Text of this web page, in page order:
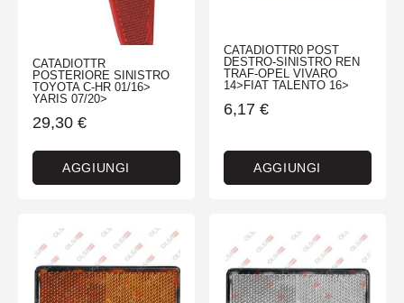
CATADIOTTR
POSTERIORE SINISTRO
TOYOTA C-HR 01/16>
YARIS 07/20>
29,30 €
AGGIUNGI
CATADIOTTR0 POST
DESTRO-SINISTRO REN
TRAF-OPEL VIVARO
14>FIAT TALENTO 16>
6,17 €
AGGIUNGI